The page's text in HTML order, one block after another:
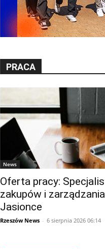
PRACA
News
Oferta pracy:
zakupów i
Jasionce
Rzeszów News - 6 sierpnia 2026 06:14